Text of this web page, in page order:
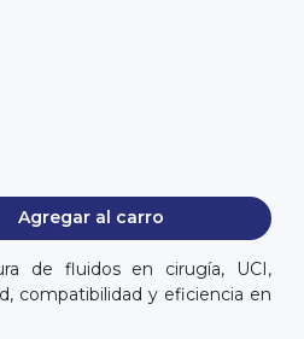
Agregar al carro
de fluidos en cirugía, UCI,
compatibilidad y eficiencia en